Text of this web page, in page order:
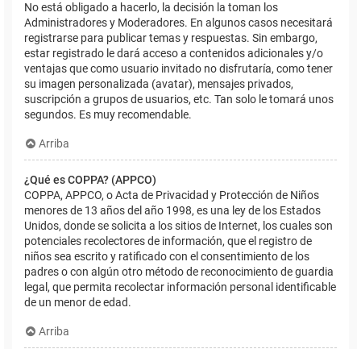
No está obligado a hacerlo, la decisión la toman los
Administradores y Moderadores. En algunos casos necesitará
registrarse para publicar temas y respuestas. Sin embargo,
estar registrado le dará acceso a contenidos adicionales y/o
ventajas que como usuario invitado no disfrutaría, como tener
su imagen personalizada (avatar), mensajes privados,
suscripción a grupos de usuarios, etc. Tan solo le tomará unos
segundos. Es muy recomendable.
Arriba
¿Qué es COPPA? (APPCO)
COPPA, APPCO, o Acta de Privacidad y Protección de Niños
menores de 13 años del año 1998, es una ley de los Estados
Unidos, donde se solicita a los sitios de Internet, los cuales son
potenciales recolectores de información, que el registro de
niños sea escrito y ratificado con el consentimiento de los
padres o con algún otro método de reconocimiento de guardia
legal, que permita recolectar información personal identificable
de un menor de edad.
Arriba